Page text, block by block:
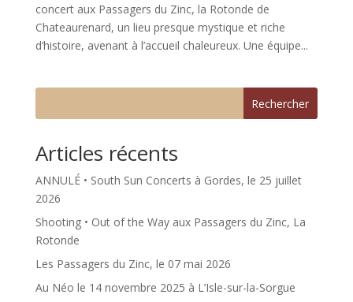
concert aux Passagers du Zinc, la Rotonde de
Chateaurenard, un lieu presque mystique et riche
d’histoire, avenant à l’accueil chaleureux. Une équipe...
Rechercher
Articles récents
ANNULÉ • South Sun Concerts à Gordes, le 25 juillet
2026
Shooting • Out of the Way aux Passagers du Zinc, La
Rotonde
Les Passagers du Zinc, le 07 mai 2026
Au Néo le 14 novembre 2025 à L’Isle-sur-la-Sorgue